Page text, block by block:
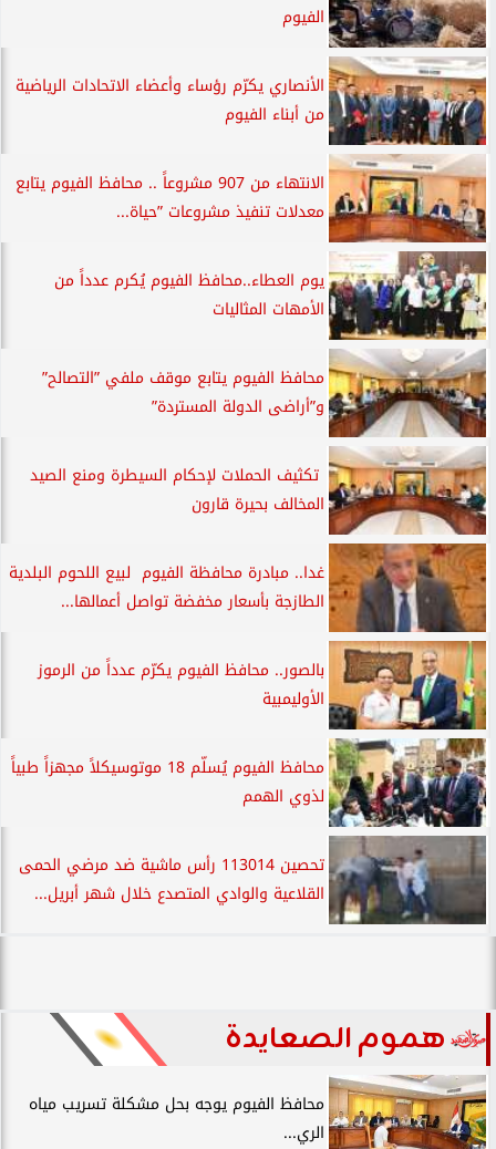
الفيوم
الأنصاري يكرّم رؤساء وأعضاء الاتحادات الرياضية
من أبناء الفيوم
الانتهاء من 907 مشروعاً .. محافظ الفيوم يتابع
معدلات تنفيذ مشروعات ”حياة...
يوم العطاء..محافظ الفيوم يُكرم عدداً من
الأمهات المثاليات
محافظ الفيوم يتابع موقف ملفي ”التصالح”
و”أراضى الدولة المستردة”
تكثيف الحملات لإحكام السيطرة ومنع الصيد
المخالف بحيرة قارون
غدا.. مبادرة محافظة الفيوم لبيع اللحوم البلدية
الطازجة بأسعار مخفضة تواصل أعمالها...
بالصور.. محافظ الفيوم يكرّم عدداً من الرموز
الأوليمبية
محافظ الفيوم يُسلّم 18 موتوسيكلاً مجهزاً طبياً
لذوي الهمم
تحصين 113014 رأس ماشية ضد مرضي الحمى
القلاعية والوادي المتصدع خلال شهر أبريل...
هموم الصعايدة
محافظ الفيوم يوجه بحل مشكلة تسريب مياه
الري...